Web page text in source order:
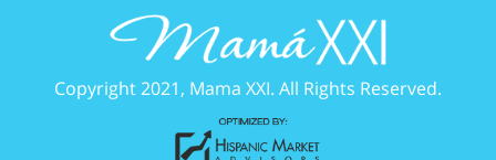
Copyright 2021, Mama XXI. All Rights Reserved.